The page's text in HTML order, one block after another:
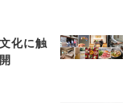
化に触